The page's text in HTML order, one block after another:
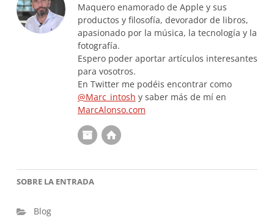
Maquero enamorado de Apple y sus
productos y filosofía, devorador de libros,
apasionado por la música, la tecnología y la
fotografía.
Espero poder aportar artículos interesantes
para vosotros.
En Twitter me podéis encontrar como
@Marc_intosh y saber más de mí en
MarcAlonso.com
SOBRE LA ENTRADA
Blog